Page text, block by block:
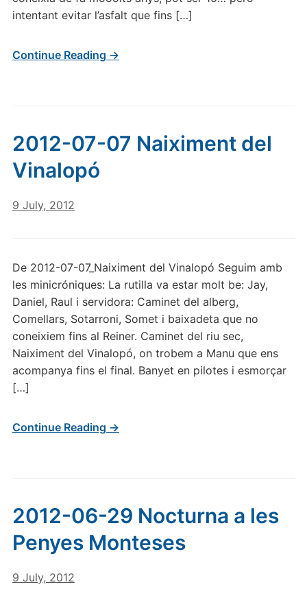
intentant evitar l’asfalt que fins […]
Continue Reading →
2012-07-07 Naiximent del
Vinalopó
9 July, 2012
De 2012-07-07_Naiximent del Vinalopó Seguim amb
les minicróniques: La rutilla va estar molt be: Jay,
Daniel, Raul i servidora: Caminet del alberg,
Comellars, Sotarroni, Somet i baixadeta que no
coneixiem fins al Reiner. Caminet del riu sec,
Naiximent del Vinalopó, on trobem a Manu que ens
acompanya fins el final. Banyet en pilotes i esmorçar
[…]
Continue Reading →
2012-06-29 Nocturna a les
Penyes Monteses
9 July, 2012